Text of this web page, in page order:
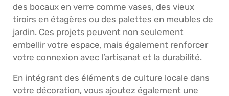
des bocaux en verre comme vases, des vieux
tiroirs en étagères ou des palettes en meubles de
jardin. Ces projets peuvent non seulement
embellir votre espace, mais également renforcer
votre connexion avec l’artisanat et la durabilité.
En intégrant des éléments de culture locale dans
votre décoration, vous ajoutez également une